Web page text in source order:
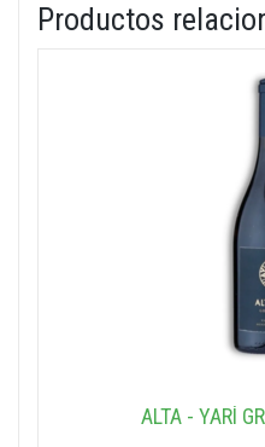
Productos
ALTA - YARÍ